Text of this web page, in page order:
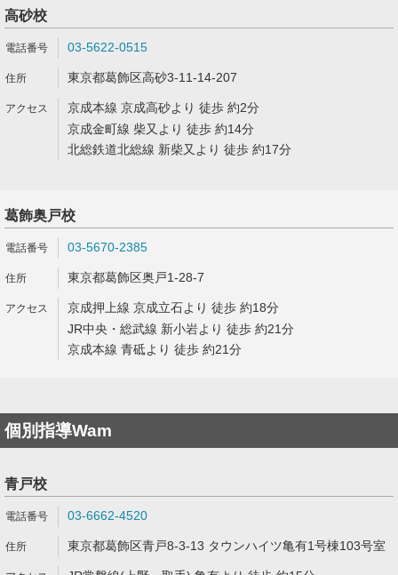
高砂校
03-5622-0515
東京都葛飾区高砂3-11-14-207
京成本線 京成高砂より 徒歩 約2分
京成金町線 柴又より 徒歩 約14分
北総鉄道北総線 新柴又より 徒歩 約17分
葛飾奥戸校
03-5670-2385
東京都葛飾区奥戸1-28-7
京成押上線 京成立石より 徒歩 約18分
JR中央・総武線 新小岩より 徒歩 約21分
京成本線 青砥より 徒歩 約21分
個別指導Wam
青戸校
03-6662-4520
東京都葛飾区青戸8-3-13 タウンハイツ亀有1号棟103号室